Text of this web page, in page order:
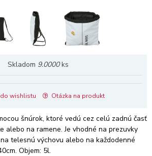
Skladom 9.0000ks
wishlistu Otázka na produkt
šnúrok, ktoré vedú cez celú zadnú časť
alebo na ramene. Je vhodné na prezuvky
telesnú výchovu alebo na každodenné
Objem: 5l.